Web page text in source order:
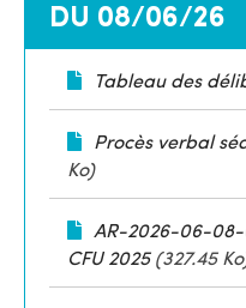
DU 08/06/26
Tableau des
Procès verbal
Ko)
AR-2026-06-08-
CFU 2025(327.45